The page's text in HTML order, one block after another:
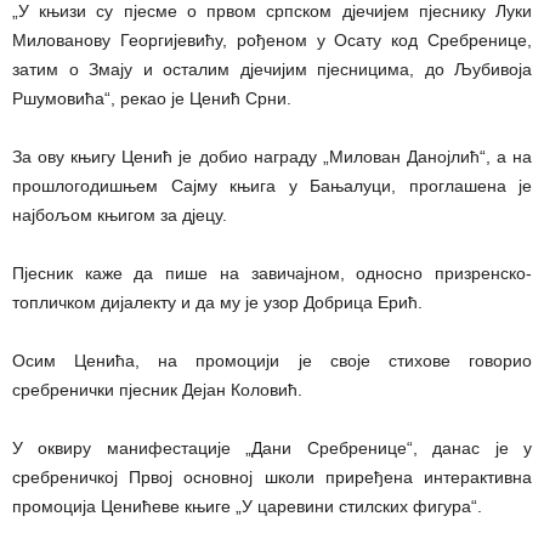
„У књизи су пјесме о првом српском дјечијем пјеснику Луки
Милованову Георгијевићу, рођеном у Осату код Сребренице,
затим о Змају и осталим дјечијим пјесницима, до Љубивоја
Ршумовића“, рекао је Ценић Срни.
За ову књигу Ценић је добио награду „Милован Данојлић“, а на
прошлогодишњем Сајму књига у Бањалуци, проглашена је
најбољом књигом за дјецу.
Пјесник каже да пише на завичајном, односно призренско-
топличком дијалекту и да му је узор Добрица Ерић.
Осим Ценића, на промоцији је своје стихове говорио
сребренички пјесник Дејан Коловић.
У оквиру манифестације „Дани Сребренице“, данас је у
сребреничкој Првој основној школи приређена интерактивна
промоција Ценићеве књиге „У царевини стилских фигура“.